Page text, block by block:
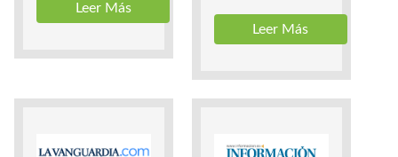
Leer Más
Leer Más